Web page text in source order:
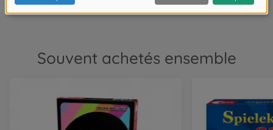
Souvent achetés ensemble